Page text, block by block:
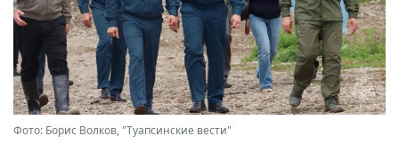
Фото: Борис Волков, "Туапсинские вести"